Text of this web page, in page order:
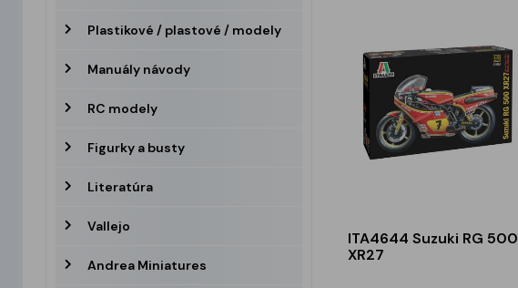
Plastikové / plastové / modely
Manuály návody
RC modely
Figurky a busty
Literatúra
Vallejo
Andrea Miniatures
ITA4644 Suzuki RG 500
XR27